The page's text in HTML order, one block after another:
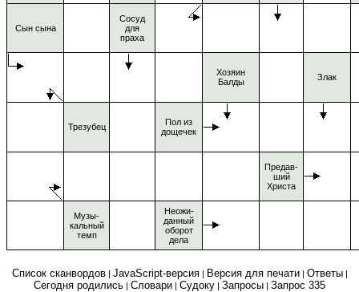
Сын сына
Сосуд
для
праха
Хозяин
Балды
Злак
Трезубец
Пол из
дощечек
Предав-
ший
Христа
Музы-
кальный
темп
Неожи-
данный
оборот
дела
Список сканвордов| JavaScript-версия| Версия для печати| Ответы|
Сегодня родились | Словари | Судоку | Запросы | Запрос 335